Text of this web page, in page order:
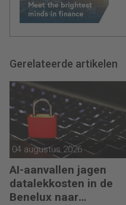
Gerelateerde artikelen
04 augustus 2026
AI-aanvallen jagen
datalekkosten in de
Benelux naar